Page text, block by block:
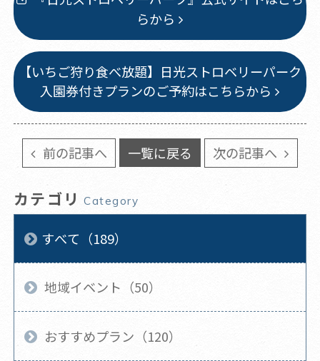
らから
【いちご狩り食べ放題】日光ストロベリーパーク
入園券付きプランのご予約はこちらから
前の記事へ 一覧に戻る 次の記事へ
カテゴリ Category
すべて（189）
地域イベント（50）
おすすめプラン（120）